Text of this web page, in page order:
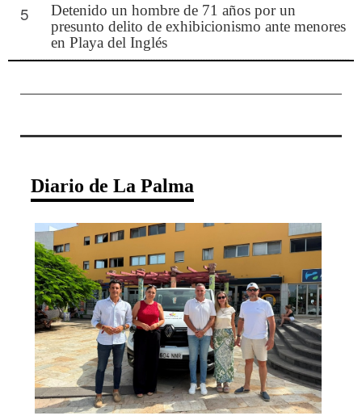
5
Detenido un hombre de 71 años por un
presunto delito de exhibicionismo ante menores
en Playa del Inglés
Diario de La Palma